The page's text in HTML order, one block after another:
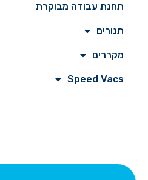
תחנת עבודה מבוקרת
תנורים
מקררים
Speed ​​Vacs